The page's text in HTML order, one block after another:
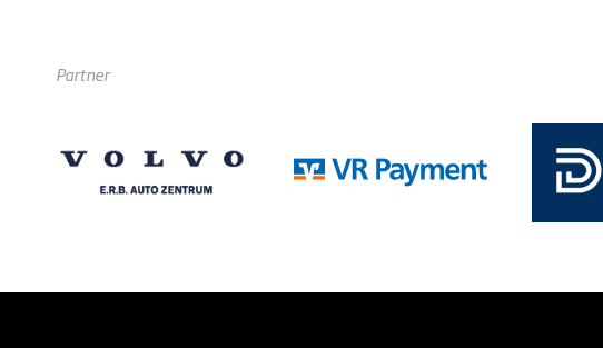
Partner